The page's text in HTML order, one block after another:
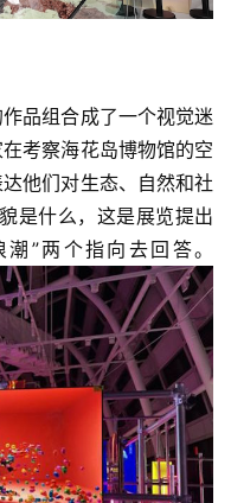
品组合成了一个视觉迷
考察海花岛博物馆的空
他们对生态、自然和社
是什么，这是展览提出
”两个指向去回答。